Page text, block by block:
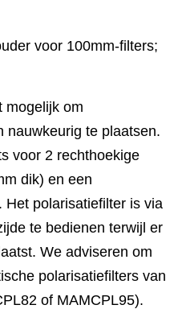
voor 100mm-filters;
mogelijk om
nauwkeurig te plaatsen.
voor 2 rechthoekige
dik) en een
Het polarisatiefilter is via
te bedienen terwijl er
We adviseren om
polarisatiefilters van
of MAMCPL95).